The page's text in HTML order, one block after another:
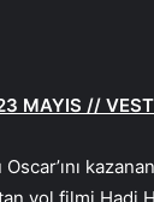
MAYIS //